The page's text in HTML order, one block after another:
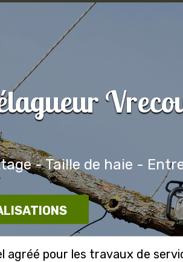
- Taille de haie -
agréé pour les travaux de